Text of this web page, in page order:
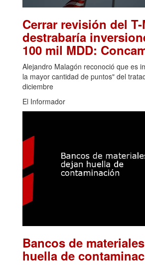
Cerrar revisión del T-
destrabaría
100 mil MDD:
Alejandro Malagón reconoció que es
la mayor cantidad de puntos" del
diciembre
El Informador
Bancos de
huella de